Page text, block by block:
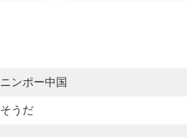
ニンポー中国
そうだ